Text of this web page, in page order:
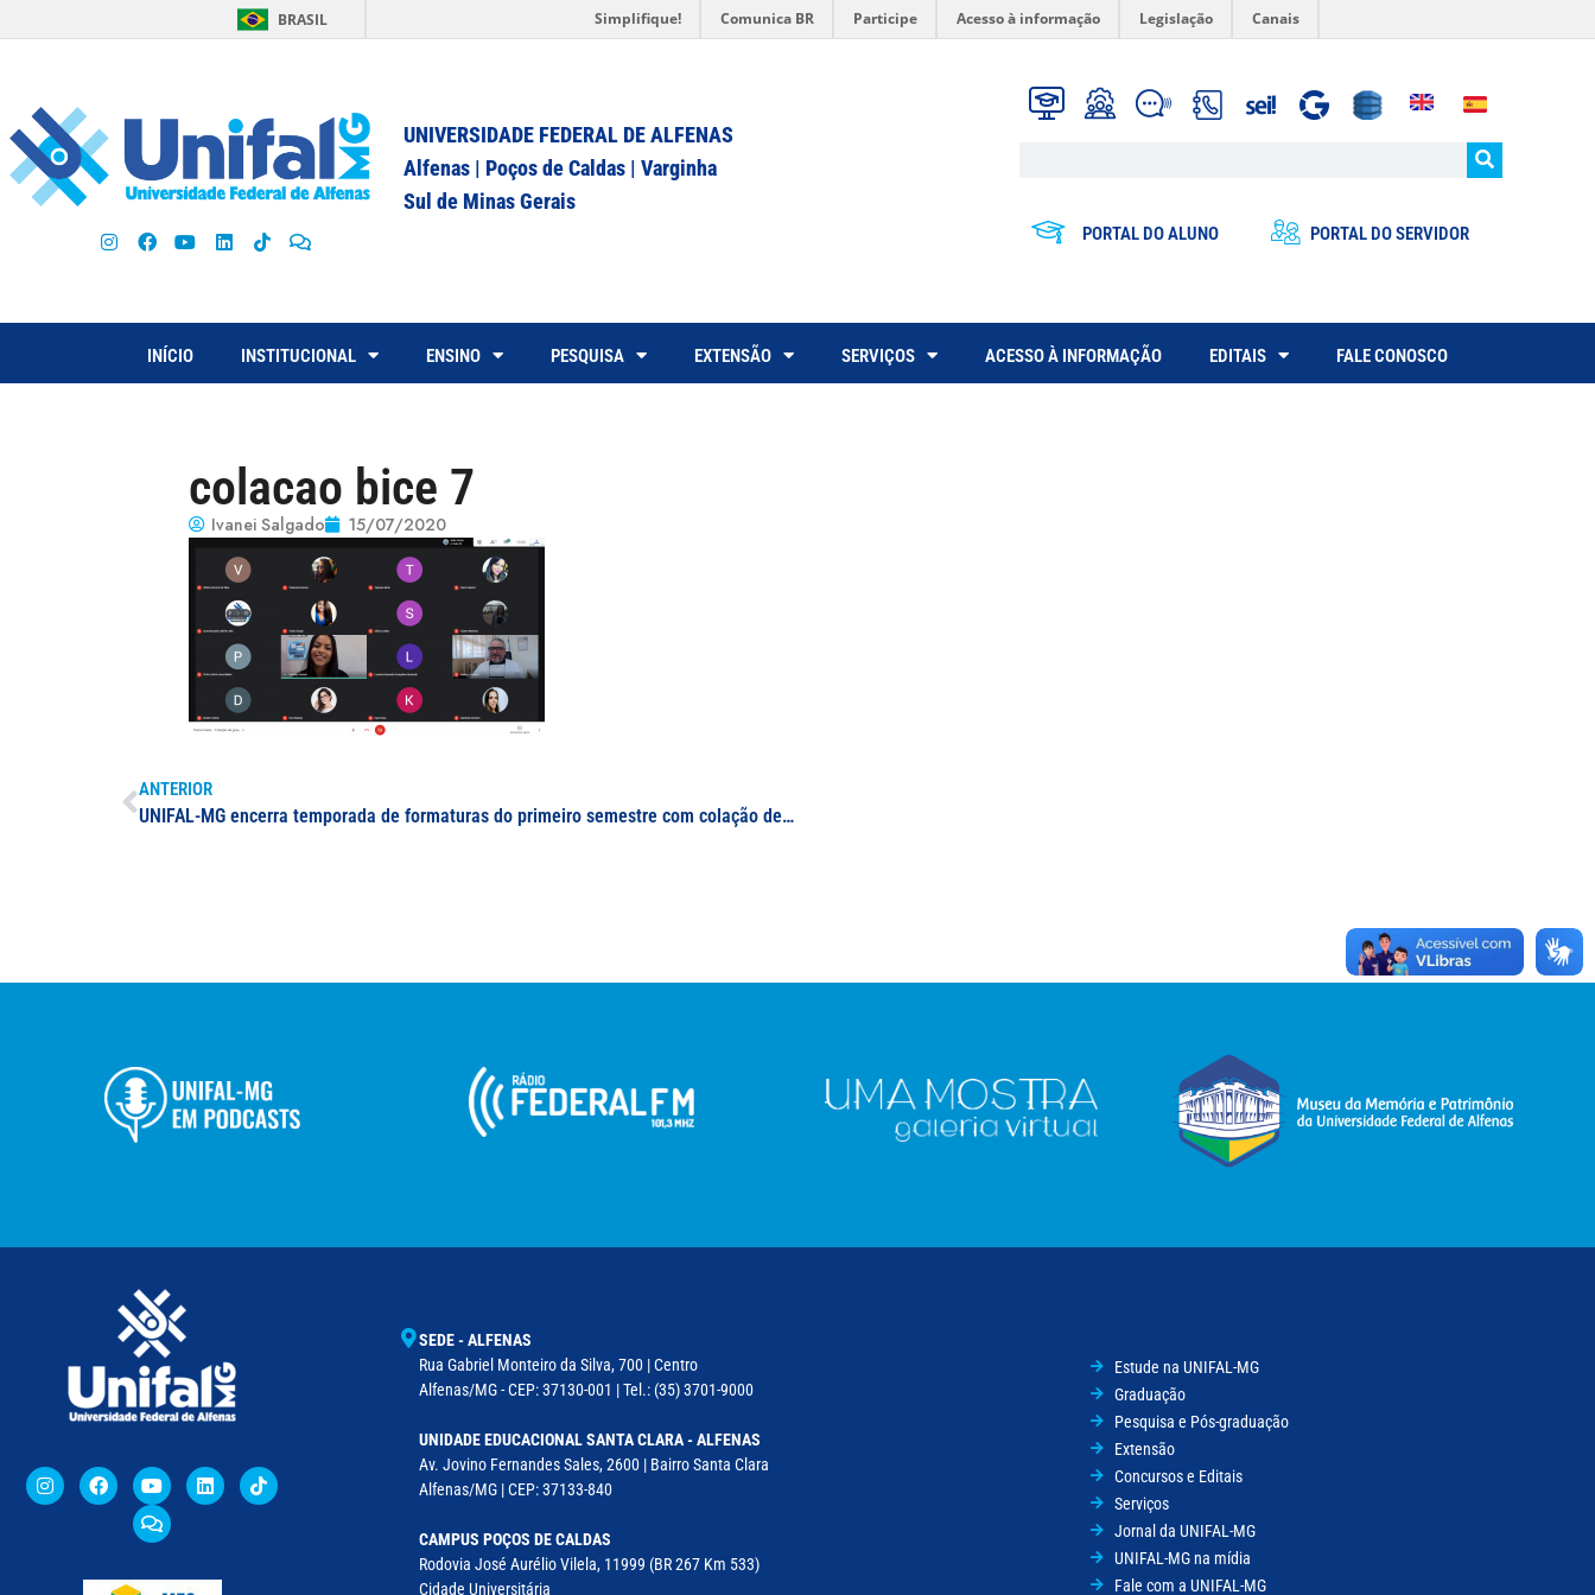
BRASIL Simplifique! Comunica BR Participe Acesso à informação Legislação Canais
UNIVERSIDADE FEDERAL DE ALFENAS
Alfenas | Poços de Caldas | Varginha
Sul de Minas Gerais
PORTAL DO ALUNO PORTAL DO SERVIDOR
INÍCIO INSTITUCIONAL ENSINO PESQUISA EXTENSÃO SERVIÇOS ACESSO À INFORMAÇÃO EDITAIS FALE CONOSCO
colacao bice 7
Ivanei Salgado 15/07/2020
ANTERIOR
UNIFAL-MG encerra temporada de formaturas do primeiro semestre com colação de grau dos cursos do Campus Varginha; de janeiro a julho de 2020, a Universidade graduou 488 novos profissionais em diversas áreas de formação
SEDE - ALFENAS
Rua Gabriel Monteiro da Silva, 700 | Centro
Alfenas/MG - CEP: 37130-001 | Tel.: (35) 3701-9000
UNIDADE EDUCACIONAL SANTA CLARA - ALFENAS
Av. Jovino Fernandes Sales, 2600 | Bairro Santa Clara
Alfenas/MG | CEP: 37133-840
CAMPUS POÇOS DE CALDAS
Rodovia José Aurélio Vilela, 11999 (BR 267 Km 533)
Cidade Universitária
Estude na UNIFAL-MG
Graduação
Pesquisa e Pós-graduação
Extensão
Concursos e Editais
Serviços
Jornal da UNIFAL-MG
UNIFAL-MG na mídia
Fale com a UNIFAL-MG